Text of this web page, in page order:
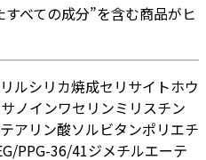
べての成分”を含む商品がヒ
ルシリカ焼成セリサイトホウ
ノインワセリンミリスチン
アリン酸ソルビタンポリエチ
PPG-36/41ジメチルエーテ